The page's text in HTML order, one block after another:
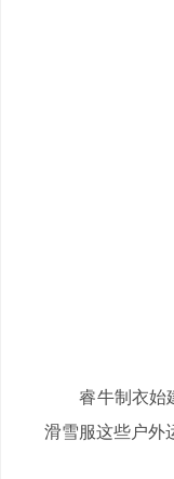
睿牛制衣始建
滑雪服这些户外